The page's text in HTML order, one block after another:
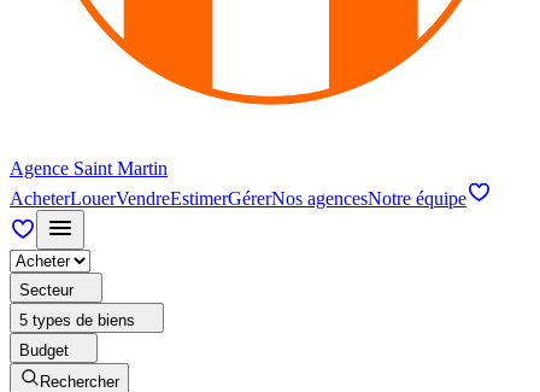
Agence Saint Martin
AcheterLouerVendreEstimerGérerNos agencesNotre équipe
Secteur
5 types de biens
Budget
Rechercher